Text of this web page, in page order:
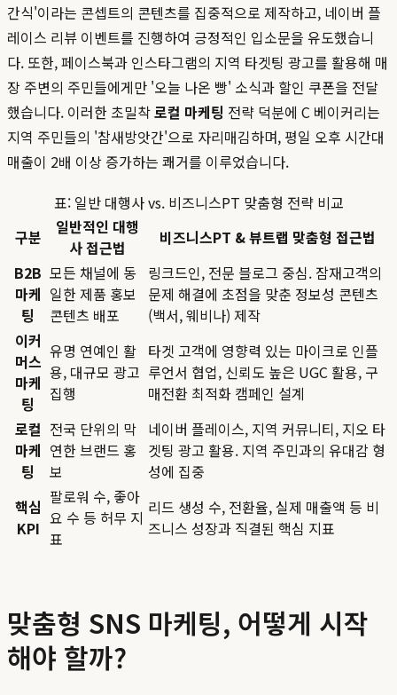
간식'이라는 콘셉트의 콘텐츠를 집중적으로 제작하고, 네이버 플
레이스 리뷰 이벤트를 진행하여 긍정적인 입소문을 유도했습니
다. 또한, 페이스북과 인스타그램의 지역 타겟팅 광고를 활용해 매
장 주변의 주민들에게만 '오늘 나온 빵' 소식과 할인 쿠폰을 전달
했습니다. 이러한 초밀착로컬 마케팅 전략 덕분에 C 베이커리는
지역 주민들의 '참새방앗간'으로 자리매김하며, 평일 오후 시간대
매출이 2배 이상 증가하는 쾌거를 이루었습니다.
표: 일반 대행사 vs. 비즈니스PT 맞춤형 전략 비교
구분
일반적인 대행
사 접근법
비즈니스PT & 뷰트랩 맞춤형 접근법
B2B
마케
팅
모든 채널에 동
일한 제품 홍보
콘텐츠 배포
링크드인, 전문 블로그 중심. 잠재고객의
문제 해결에 초점을 맞춘 정보성 콘텐츠
(백서, 웨비나) 제작
이커
머스
마케
팅
유명 연예인 활
용, 대규모 광고
집행
타겟 고객에 영향력 있는 마이크로 인플
루언서 협업, 신뢰도 높은 UGC 활용, 구
매전환 최적화 캠페인 설계
로컬
마케
팅
전국 단위의 막
연한 브랜드 홍
보
네이버 플레이스, 지역 커뮤니티, 지오 타
겟팅 광고 활용. 지역 주민과의 유대감 형
성에 집중
핵심
KPI
팔로워 수, 좋아
요 수 등 허무 지
표
리드 생성 수, 전환율, 실제 매출액 등 비
즈니스 성장과 직결된 핵심 지표
맞춤형 SNS 마케팅, 어떻게 시작
해야 할까?